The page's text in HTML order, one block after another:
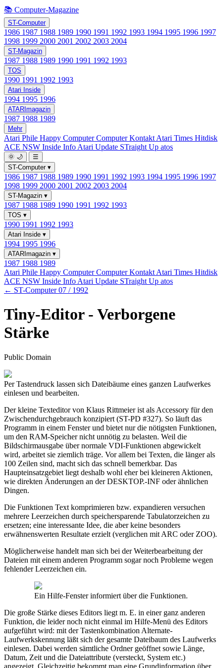
📚 Computer-Magazine
ST-Computer
1986 1987 1988 1989 1990 1991 1992 1993 1994 1995 1996 1997
1998 1999 2000 2001 2002 2003 2004
ST-Magazin
1987 1988 1989 1990 1991 1992 1993
TOS
1990 1991 1992 1993
Atari Inside
1994 1995 1996
ATARImagazin
1987 1988 1989
Mehr
Atari Phile Happy ComputerComputer Kontakt Atari Times Hitdisk
ACE NSW Inside Info Atari Update STraight Up atos
🌞 🌙
☰
ST-Computer ▾
1986 1987 1988 1989 1990 1991 1992 1993 1994 1995 1996 1997
1998 1999 2000 2001 2002 2003 2004
ST-Magazin ▾
1987 1988 1989 1990 1991 1992 1993
TOS ▾
1990 1991 1992 1993
Atari Inside ▾
1994 1995 1996
ATARImagazin ▾
1987 1988 1989
Atari Phile Happy ComputerComputer Kontakt Atari Times Hitdisk
ACE NSW Inside Info Atari Update STraight Up atos
← ST-Computer 07 / 1992
Tiny-Editor - Verborgene
Stärke
Public Domain
Per Tastendruck lassen sich Dateibäume eines ganzen Laufwerkes
einlesen und bearbeiten.
Der kleine Texteditor von Klaus Rittmeier ist als Accessory für den
Zwischendurchgebrauch konzipiert (ST-PD #327). So läuft das
Programm in einem Fenster und bietet nur die nötigsten Funktionen,
um den RAM-Speicher nicht unnötig zu belasten. Weil die
Bildschirmausgabe über normale VDI-Funktionen abgewickelt
wird, arbeitet sie ziemlich träge. Vor allem bei Texten, die länger als
100 Zeilen sind, macht sich das schnell bemerkbar. Das
Haupteinsatzgebiet liegt deshalb wohl eher bei kleineren Aktionen,
wie direkten Änderungen an der DESKTOP.-INF oder ähnlichen
Dingen.
Die Funktionen Text komprimieren bzw. expandieren versuchen
mehrere Leerzeichen durch speichersparende Tabulatorzeichen zu
ersetzen; eine interessante Idee, die aber keine besonders
erwähnenswerten Resultate erzielt (verglichen mit ARC oder ZOO).
Möglicherweise handelt man sich bei der Weiterbearbeitung der
Dateien mit einem anderen Programm sogar noch Probleme wegen
fehlender Leerzeichen ein.
Ein Hilfe-Fenster informiert über die Funktionen.
Die große Stärke dieses Editors liegt m. E. in einer ganz anderen
Funktion, die leider noch nicht einmal im Hilfe-Menü des Editors
aufgeführt wird: mit der Tastenkombination Alternate-
Laufwerkskennung läßt sich der gesamte Dateibaum des Laufwerks
einlesen. Dabei werden sämtliche Ordner geöffnet sowie Länge,
Datum, Zeit und die Dateiattribute (versteckt, System etc.)
angezeigt. Gleichzeitig bekommt man eine Grundinformation über